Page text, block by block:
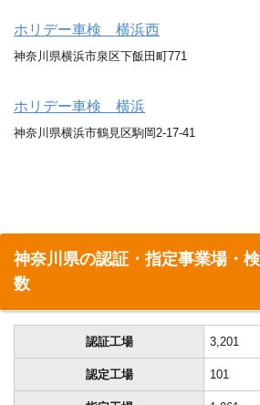
ホリデー車検 横浜西
神奈川県横浜市泉区下飯田町771
ホリデー車検 横浜
神奈川県横浜市鶴見区駒岡2-17-41
神奈川県の認証・指定事業場・
数
認証工場 3,201
認定工場 101